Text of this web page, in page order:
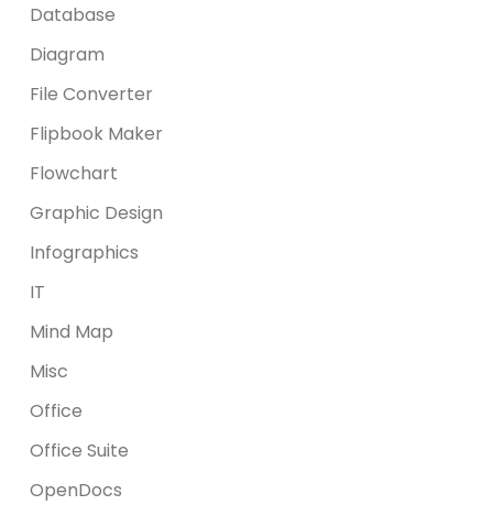
Database
Diagram
File Converter
Flipbook Maker
Flowchart
Graphic Design
Infographics
IT
Mind Map
Misc
Office
Office Suite
OpenDocs